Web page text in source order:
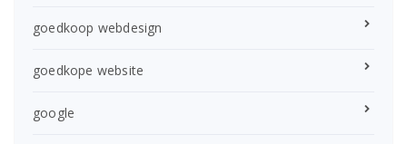
goedkoop webdesign
goedkope website
google